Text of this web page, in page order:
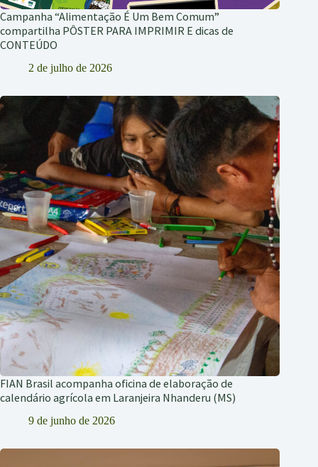
Campanha “Alimentação É Um Bem Comum”
compartilha PÔSTER PARA IMPRIMIR E dicas de
CONTEÚDO
2 de julho de 2026
FIAN Brasil acompanha oficina de elaboração de
calendário agrícola em Laranjeira Nhanderu (MS)
9 de junho de 2026